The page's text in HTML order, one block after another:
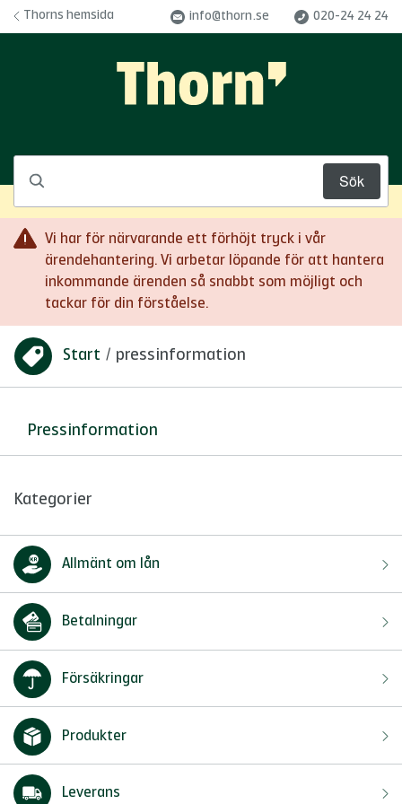
Hoppa till innehåll
Sök
Thorns hemsida info@thorn.se 020-24 24 24
Vi har för närvarande ett förhöjt tryck i vår
ärendehantering. Vi arbetar löpande för att hantera
inkommande ärenden så snabbt som möjligt och
tackar för din förståelse.
Du är här:Start / pressinformation
Pressinformation
Kategorier
Allmänt om lån
Betalningar
Försäkringar
Produkter
Leverans